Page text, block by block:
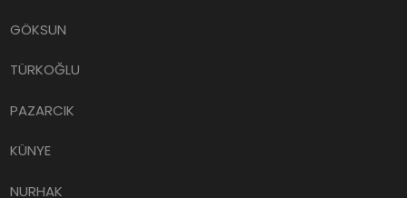
GÖKSUN
TÜRKOĞLU
PAZARCIK
KÜNYE
NURHAK